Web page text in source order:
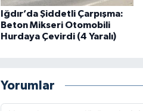
Iğdır’da Şiddetli Çarpışma:
Beton Mikseri Otomobili
Hurdaya Çevirdi (4 Yaralı)
Yorumlar